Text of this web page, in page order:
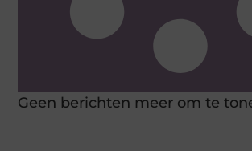
Geen berichten meer om te